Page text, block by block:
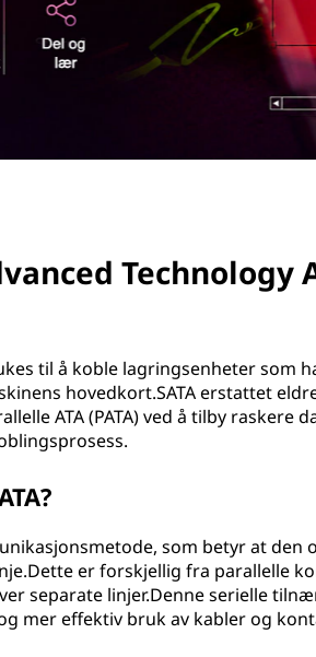
Technology
til å koble lagringsenheter som
hovedkort.SATA erstattet
ATA (PATA) ved å tilby
som betyr at den
er forskjellig fra parallelle
separate linjer.Denne serielle
mer effektiv bruk av kabler og